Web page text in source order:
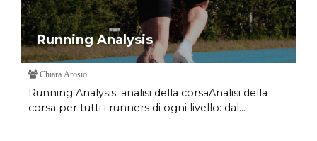
Running Analysis
Chiara Arosio
Running Analysis: analisi della corsaAnalisi della
corsa per tutti i runners di ogni livello: dal...